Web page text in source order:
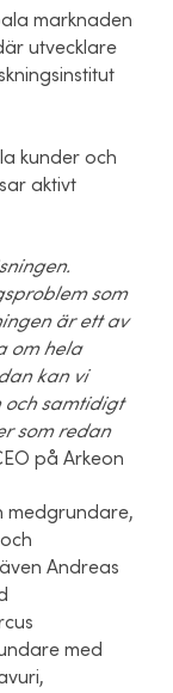
marknaden
utvecklare
kunder och
aktivt
som
är ett av
om hela
kan vi
och samtidigt
som redan
på Arkeon
medgrundare,
Andreas
med